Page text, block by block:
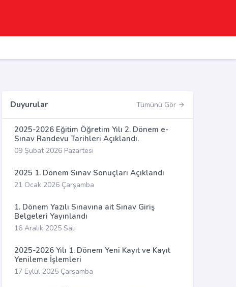
Duyurular Tümünü Gör
2025-2026 Eğitim Öğretim Yılı 2. Dönem e-
Sınav Randevu Tarihleri Açıklandı.
09 Şubat 2026 Pazartesi
2025 1. Dönem Sınav Sonuçları Açıklandı
21 Ocak 2026 Çarşamba
1. Dönem Yazılı Sınavına ait Sınav Giriş
Belgeleri Yayınlandı
16 Aralık 2025 Salı
2025-2026 Yılı 1. Dönem Yeni Kayıt ve Kayıt
Yenileme İşlemleri
17 Eylül 2025 Çarşamba